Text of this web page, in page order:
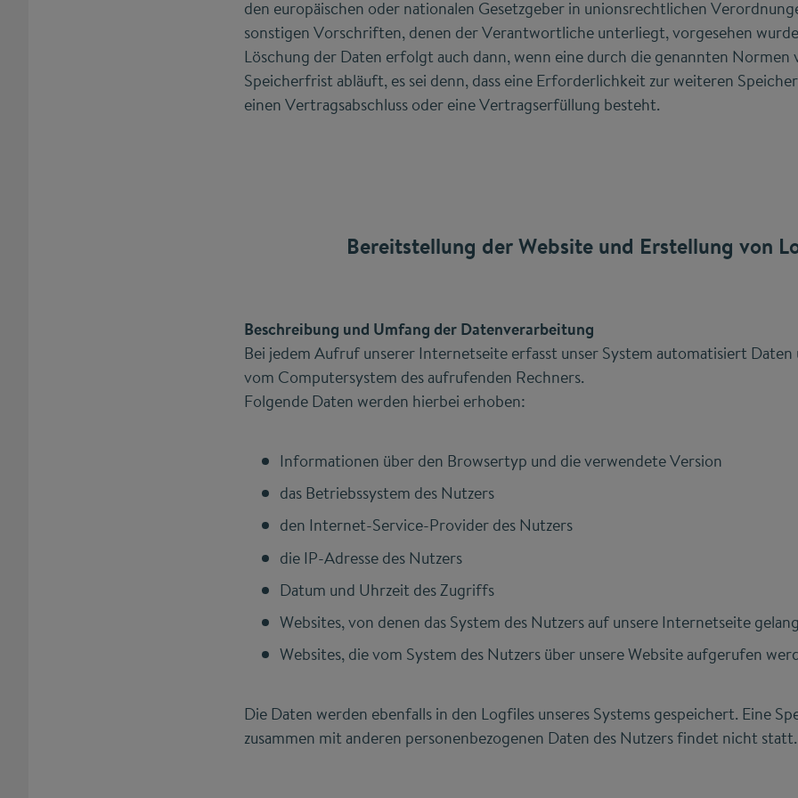
den europäischen oder nationalen Gesetzgeber in unionsrechtlichen
sonstigen Vorschriften, denen der Verantwortliche unterliegt, vorgesehen
Löschung der Daten erfolgt auch dann, wenn eine durch die genannten Normen
Speicherfrist abläuft, es sei denn, dass eine Erforderlichkeit zur weiteren
einen Vertragsabschluss oder eine Vertragserfüllung besteht.
Bereitstellung der Website und Erstellung von
Beschreibung und Umfang der Datenverarbeitung
Bei jedem Aufruf unserer Internetseite erfasst unser System automatisiert
vom Computersystem des aufrufenden Rechners.
Folgende Daten werden hierbei erhoben:
Informationen über den Browsertyp und die verwendete Version
das Betriebssystem des Nutzers
den Internet-Service-Provider des Nutzers
die IP-Adresse des Nutzers
Datum und Uhrzeit des Zugriffs
Websites, von denen das System des Nutzers auf unsere Internetseite
Websites, die vom System des Nutzers über unsere Website aufgerufen
Die Daten werden ebenfalls in den Logfiles unseres Systems gespeichert. Eine
zusammen mit anderen personenbezogenen Daten des Nutzers findet nicht statt.